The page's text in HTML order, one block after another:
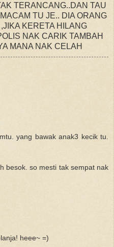
TERANCANG..DAN TAU
TU JE.. DIA ORANG
KERETA HILANG
NAK CARIK TAMBAH
MANA NAK CELAH
yang bawak anak3 kecik tu.
besok. so mesti tak sempat nak
heee~ =)